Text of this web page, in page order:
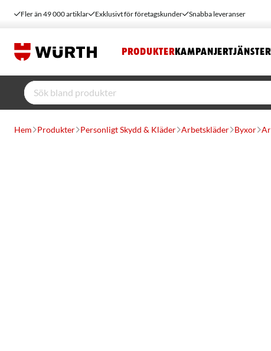
Fler än 49 000 artiklar Exklusivt för företagskunder Snabba leveranser
PRODUKTER KAMPANJERTJÄNSTER
Hem Produkter Personligt Skydd & Kläder Arbetskläder Byxor